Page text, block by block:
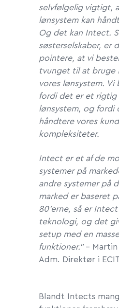
selvfølgelig vigtigt,
lønsystem kan
Og det kan Intect.
søsterselskaber, er
pointere, at vi
tvunget til at bruge
vores lønsystem. Vi
fordi det er et
lønsystem, og fordi
håndtere vores
kompleksiteter.
Intect er et af de
systemer på
andre systemer på
marked er baseret
80’erne, så er
teknologi, og det
setup med en
funktioner.” –
Adm. Direktør i
Blandt Intects